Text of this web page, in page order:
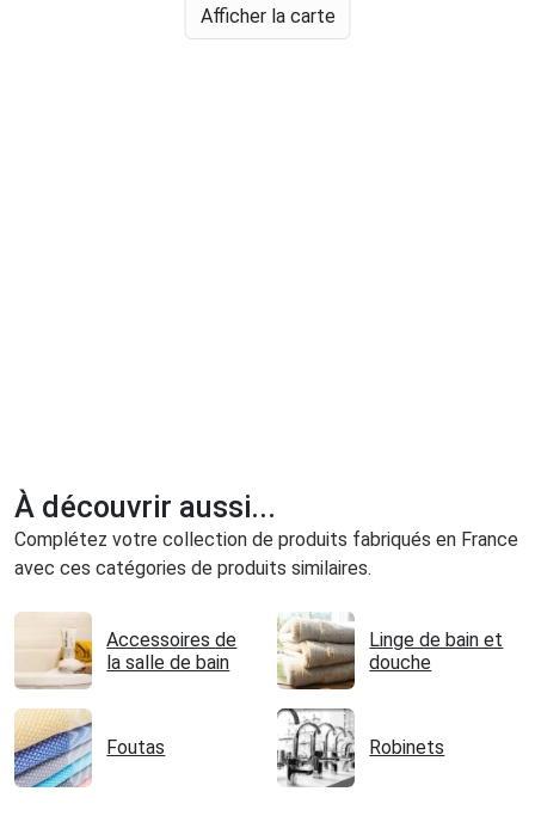
Afficher la carte
À découvrir aussi...
Complétez votre collection de produits fabriqués en France
avec ces catégories de produits similaires.
Accessoires de
la salle de bain
Linge de bain et
douche
Foutas Robinets